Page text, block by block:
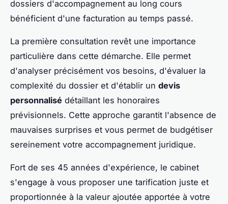
dossiers d'accompagnement au long cours
bénéficient d'une facturation au temps passé.
La première consultation revêt une importance
particulière dans cette démarche. Elle permet
d'analyser précisément vos besoins, d'évaluer la
complexité du dossier et d'établir un devis
personnalisé détaillant les honoraires
prévisionnels. Cette approche garantit l'absence de
mauvaises surprises et vous permet de budgétiser
sereinement votre accompagnement juridique.
Fort de ses 45 années d'expérience, le cabinet
s'engage à vous proposer une tarification juste et
proportionnée à la valeur ajoutée apportée à votre